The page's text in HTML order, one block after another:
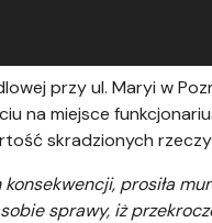
przy ul. Maryi w
na miejsce
skradzionych
prosiła
sprawy, iż